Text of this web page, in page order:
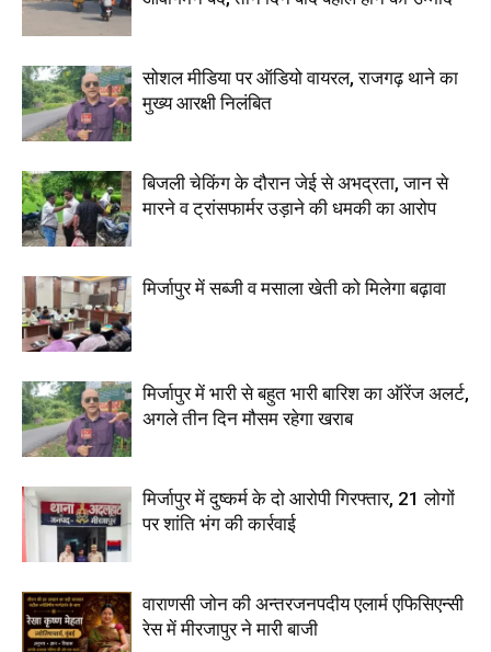
सोशल मीडिया पर ऑडियो वायरल, राजगढ़ थाने का
मुख्य आरक्षी निलंबित
बिजली चेकिंग के दौरान जेई से अभद्रता, जान से
मारने व ट्रांसफार्मर उड़ाने की धमकी का आरोप
मिर्जापुर में सब्जी व मसाला खेती को मिलेगा बढ़ावा
मिर्जापुर में भारी से बहुत भारी बारिश का ऑरेंज अलर्ट,
अगले तीन दिन मौसम रहेगा खराब
मिर्जापुर में दुष्कर्म के दो आरोपी गिरफ्तार, 21 लोगों
पर शांति भंग की कार्रवाई
वाराणसी जोन की अन्तरजनपदीय एलार्म एफिसिएन्सी
रेस में मीरजापुर ने मारी बाजी